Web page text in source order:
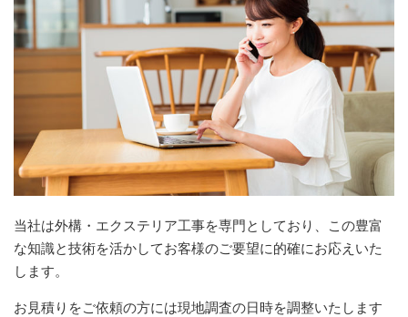
当社は外構・エクステリア工事を専門としており、この豊富
な知識と技術を活かしてお客様のご要望に的確にお応えいた
します。
お見積りをご依頼の方には現地調査の日時を調整いたします